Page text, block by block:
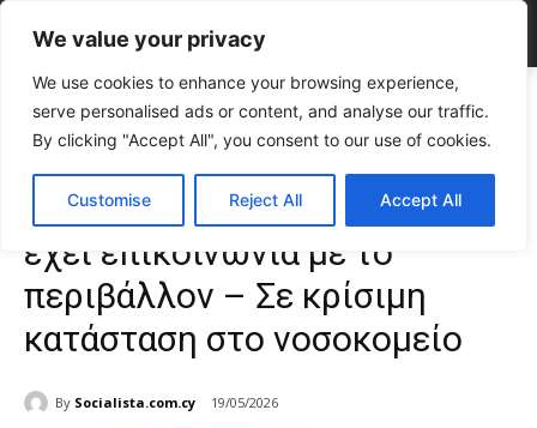
We value your privacy
We use cookies to enhance your browsing experience,
serve personalised ads or content, and analyse our traffic.
By clicking "Accept All", you consent to our use of cookies.
Customise Reject All Accept All
Home CELEBRITIES
Γωγώ Μαστροκώστα: Δεν έχει επικοινωνία με το
περιβάλλον - Σε κρίσιμη κατάσταση...
Γωγώ Μαστροκώστα: Δεν
έχει επικοινωνία με το
περιβάλλον – Σε κρίσιμη
κατάσταση στο νοσοκομείο
By Socialista.com.cy 19/05/2026